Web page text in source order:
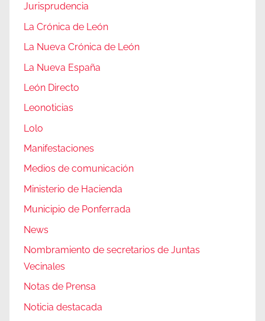
Jurisprudencia
La Crónica de León
La Nueva Crónica de León
La Nueva España
León Directo
Leonoticias
Lolo
Manifestaciones
Medios de comunicación
Ministerio de Hacienda
Municipio de Ponferrada
News
Nombramiento de secretarios de Juntas
Vecinales
Notas de Prensa
Noticia destacada